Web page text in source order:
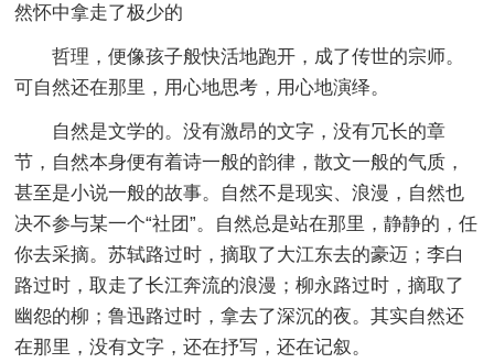
然怀中拿走了极少的
哲理，便像孩子般快活地跑开，成了传世的宗师。
可自然还在那里，用心地思考，用心地演绎。
自然是文学的。没有激昂的文字，没有冗长的章
节，自然本身便有着诗一般的韵律，散文一般的气质，
甚至是小说一般的故事。自然不是现实、浪漫，自然也
决不参与某一个“社团”。自然总是站在那里，静静的，任
你去采摘。苏轼路过时，摘取了大江东去的豪迈；李白
路过时，取走了长江奔流的浪漫；柳永路过时，摘取了
幽怨的柳；鲁迅路过时，拿去了深沉的夜。其实自然还
在那里，没有文字，还在抒写，还在记叙。